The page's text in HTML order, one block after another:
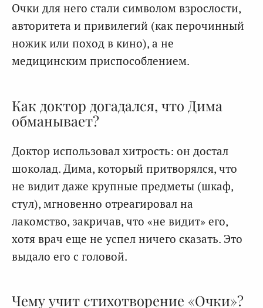
Очки для него стали символом взрослости,
авторитета и привилегий (как перочинный
ножик или поход в кино), а не
медицинским приспособлением.
Как доктор догадался, что Дима
обманывает?
Доктор использовал хитрость: он достал
шоколад. Дима, который притворялся, что
не видит даже крупные предметы (шкаф,
стул), мгновенно отреагировал на
лакомство, закричав, что «не видит» его,
хотя врач еще не успел ничего сказать. Это
выдало его с головой.
Чему учит стихотворение «Очки»?